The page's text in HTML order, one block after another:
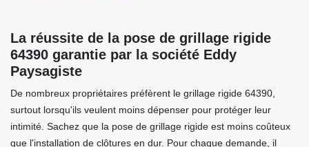
La réussite de la pose de grillage rigide
64390 garantie par la société Eddy
Paysagiste
De nombreux propriétaires préfèrent le grillage rigide 64390,
surtout lorsqu'ils veulent moins dépenser pour protéger leur
intimité. Sachez que la pose de grillage rigide est moins coûteux
que l'installation de clôtures en dur. Pour chaque demande, il